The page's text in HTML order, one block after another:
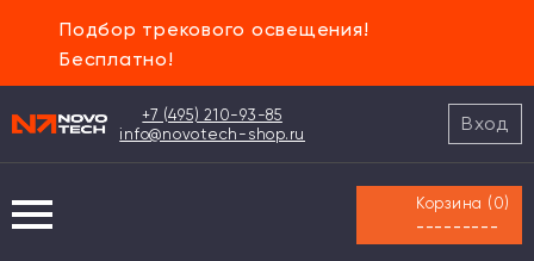
Подбор трекового освещения!
Бесплатно!
+7 (495) 210-93-85
info@novotech-shop.ru
Вход
Корзина ( 0)
---------